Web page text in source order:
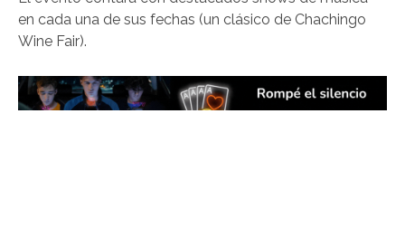
en cada una de sus fechas (un clásico de Chachingo
Wine Fair).